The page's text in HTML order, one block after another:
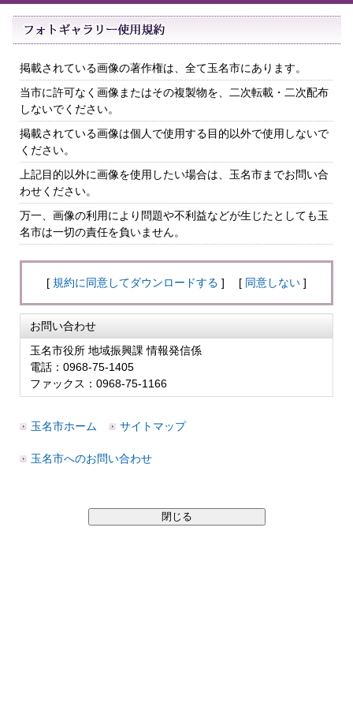
掲載されている画像の著作権は、全て玉名市にあります。
当市に許可なく画像またはその複製物を、二次転載・二次配布
しないでください。
掲載されている画像は個人で使用する目的以外で使用しないで
ください。
上記目的以外に画像を使用したい場合は、玉名市までお問い合
わせください。
万一、画像の利用により問題や不利益などが生じたとしても玉
名市は一切の責任を負いません。
[ 規約に同意してダウンロードする ] [ 同意しない ]
お問い合わせ
玉名市役所 地域振興課 情報発信係
電話：0968-75-1405
ファックス：0968-75-1166
玉名市ホーム サイトマップ
玉名市へのお問い合わせ